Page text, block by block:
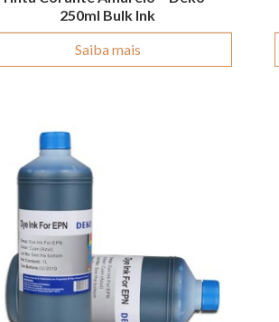
250ml Bulk Ink
Saiba mais